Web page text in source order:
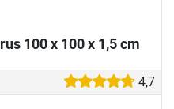
100 x 100 x 1,5 cm
4,7